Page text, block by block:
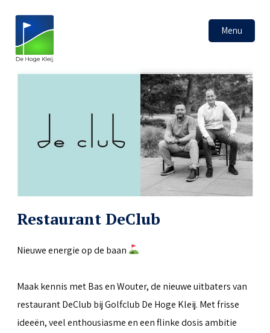
Menu
Restaurant DeClub
Nieuwe energie op de baan
Maak kennis met Bas en Wouter, de nieuwe uitbaters van
restaurant DeClub bij Golfclub De Hoge Kleij. Met frisse
ideeën, veel enthousiasme en een flinke dosis ambitie